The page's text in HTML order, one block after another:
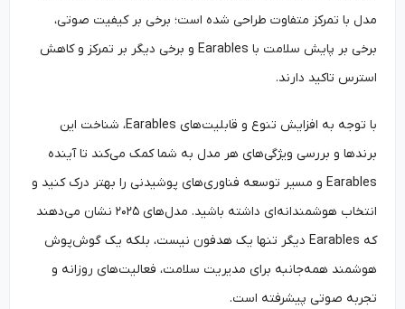
مدل با تمرکز متفاوت طراحی شده است؛ برخی بر کیفیت صوتی،
برخی بر پایش سلامت با Earables و برخی دیگر بر تمرکز و کاهش
استرس تاکید دارند.
با توجه به افزایش تنوع و قابلیت‌های Earables، شناخت این
برندها و بررسی ویژگی‌های هر مدل به شما کمک می‌کند تا آینده
Earables و مسیر توسعه فناوری‌های پوشیدنی را بهتر درک کنید و
انتخاب هوشمندانه‌ای داشته باشید. مدل‌های ۲۰۲۵ نشان می‌دهند
که Earables دیگر تنها یک هدفون نیست، بلکه یک گوش‌پوش
هوشمند همه‌جانبه برای مدیریت سلامت، فعالیت‌های روزانه و
تجربه صوتی پیشرفته است.